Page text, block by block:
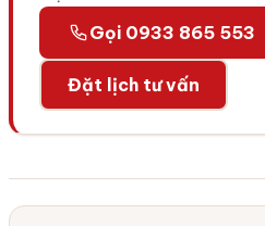
Gọi 0933 865 553
Đặt lịch tư vấn